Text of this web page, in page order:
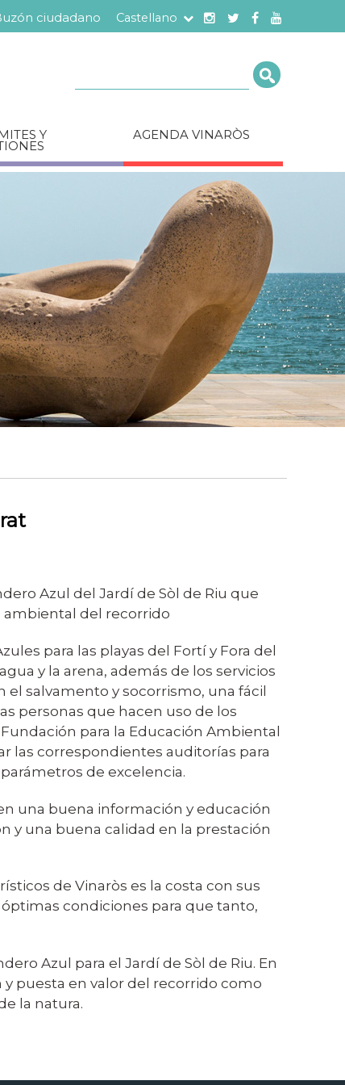
ciudadano Castellano
Y AGENDA VINARÒS
Azul del Jardí de Sòl de Riu que
del recorrido
para las playas del Fortí y Fora del
y la arena, además de los servicios
el salvamento y socorrismo, una fácil
personas que hacen uso de los
para la Educación Ambiental
las correspondientes auditorías para
de excelencia.
una buena información y educación
y una buena calidad en la prestación
de Vinaròs es la costa con sus
condiciones para que tanto,
Azul para el Jardí de Sòl de Riu. En
puesta en valor del recorrido como
la natura.